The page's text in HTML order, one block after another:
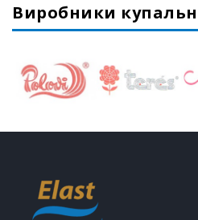
Виробники